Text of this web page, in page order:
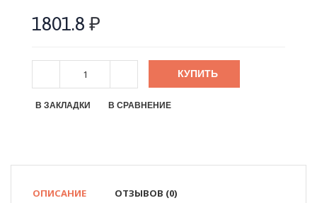
1801.8 ₽
КУПИТЬ
В ЗАКЛАДКИ В СРАВНЕНИЕ
ОПИСАНИЕ ОТЗЫВОВ (0)